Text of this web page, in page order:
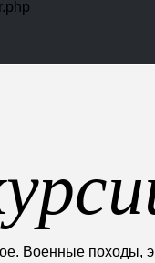
Военные походы,